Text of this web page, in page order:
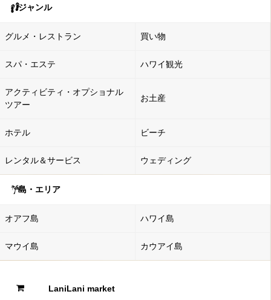
ジャンル
グルメ・レストラン 買い物
スパ・エステ ハワイ観光
アクティビティ・オプショナル
ツアー
お土産
ホテル ビーチ
レンタル＆サービス ウェディング
島・エリア
オアフ島 ハワイ島
マウイ島 カウアイ島
LaniLani market